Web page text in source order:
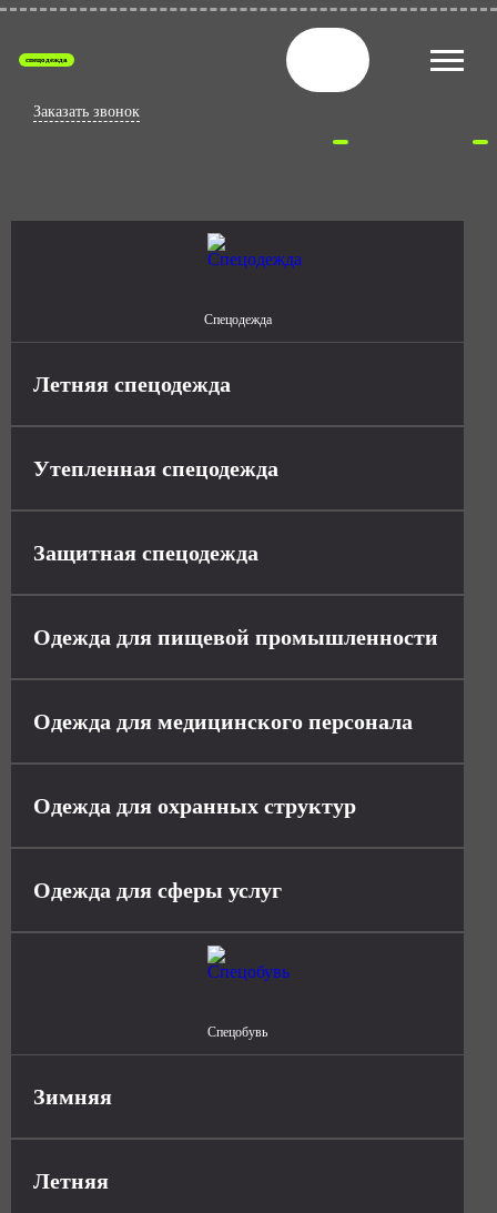
спецодежда
Заказать звонок
Спецодежда
Летняя спецодежда
Утепленная спецодежда
Защитная спецодежда
Одежда для пищевой промышленности
Одежда для медицинского персонала
Одежда для охранных структур
Одежда для сферы услуг
Спецобувь
Зимняя
Летняя